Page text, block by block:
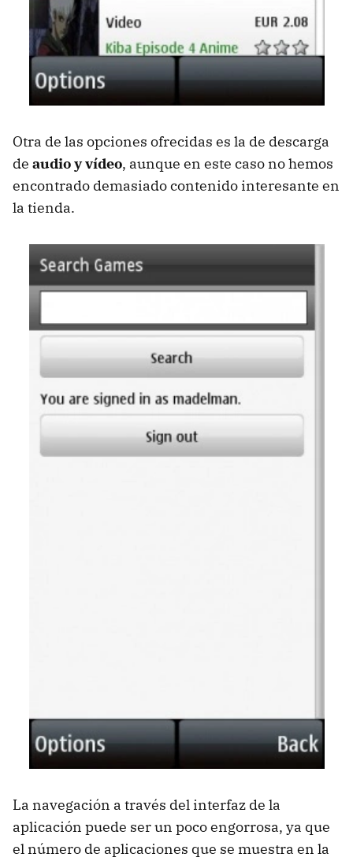
Otra de las opciones ofrecidas es la de descarga
de audio y vídeo, aunque en este caso no hemos
encontrado demasiado contenido interesante en
la tienda.
La navegación a través del interfaz de la
aplicación puede ser un poco engorrosa, ya que
el número de aplicaciones que se muestra en la